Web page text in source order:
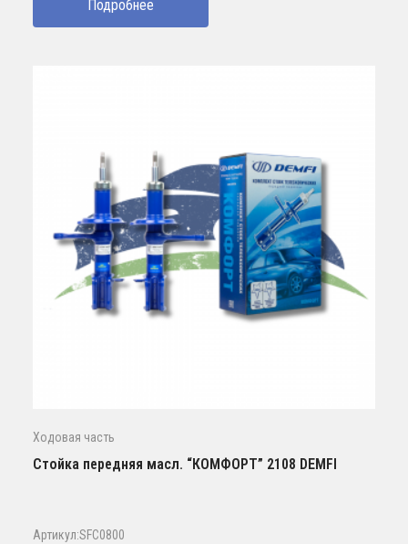
Подробнее
Ходовая часть
Стойка передняя масл. “КОМФОРТ” 2108 DEMFI
Артикул:SFC0800